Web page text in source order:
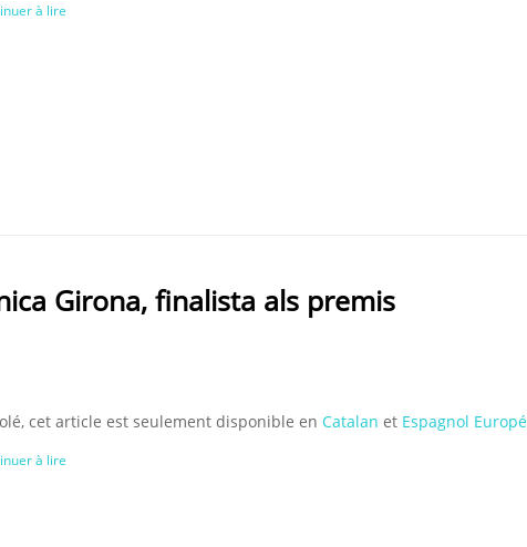
à lire
Girona, finalista als premis
cet article est seulement disponible enCatalan et Espagnol
à lire